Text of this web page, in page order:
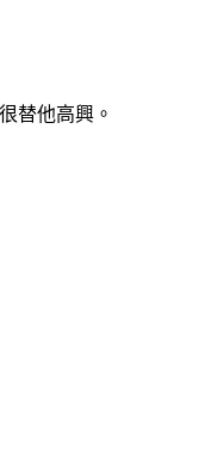
替他高興。